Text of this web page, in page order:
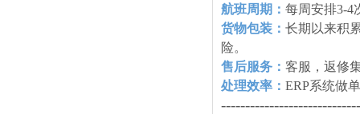
航班周期： 每周安排3-4
货物包装： 长期以来积
险。
售后服务： 客服，返修
处理效率： ERP系统做